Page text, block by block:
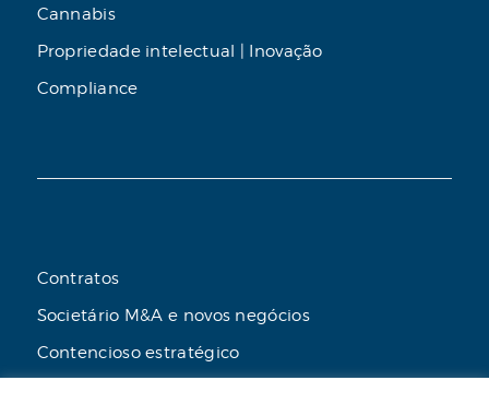
Cannabis
Propriedade intelectual | Inovação
Compliance
Contratos
Societário M&A e novos negócios
Contencioso estratégico